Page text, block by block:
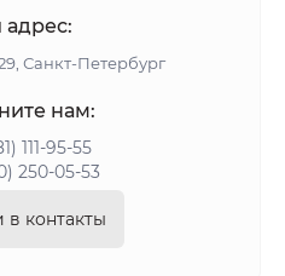
Санкт-Петербург
нам:
111-95-55
250-05-53
контакты